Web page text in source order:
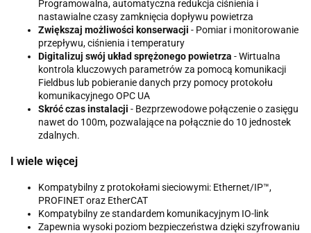
Programowalna, automatyczna redukcja ciśnienia i
nastawialne czasy zamknięcia dopływu powietrza
Zwiększaj możliwości konserwacji - Pomiar i monitorowanie
przepływu, ciśnienia i temperatury
Digitalizuj swój układ sprężonego powietrza - Wirtualna
kontrola kluczowych parametrów za pomocą komunikacji
Fieldbus lub pobieranie danych przy pomocy protokołu
komunikacyjnego OPC UA
Skróć czas instalacji - Bezprzewodowe połączenie o zasięgu
nawet do 100m, pozwalające na połącznie do 10 jednostek
zdalnych.
I wiele więcej
Kompatybilny z protokołami sieciowymi: Ethernet/IP™,
PROFINET oraz EtherCAT
Kompatybilny ze standardem komunikacyjnym IO-link
Zapewnia wysoki poziom bezpieczeństwa dzięki szyfrowaniu